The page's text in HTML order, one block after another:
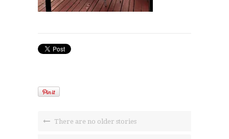
There are no older stories